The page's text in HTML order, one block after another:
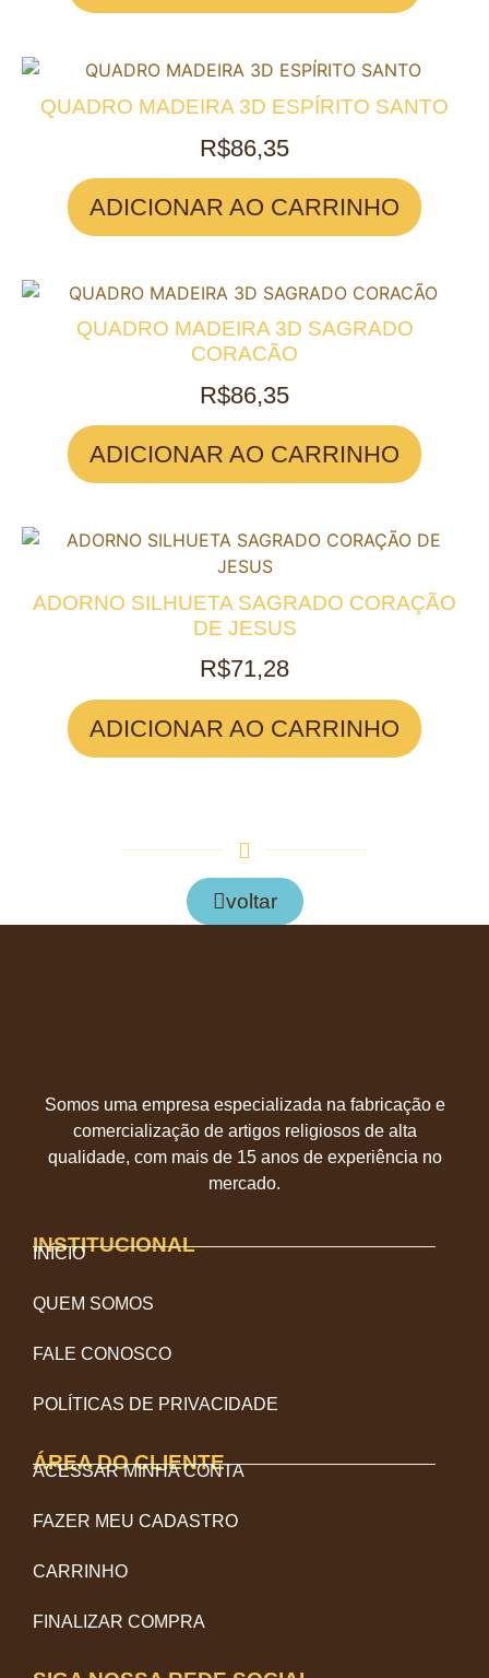
QUADRO MADEIRA 3D ESPÍRITO SANTO
R$86,35
ADICIONAR AO CARRINHO
QUADRO MADEIRA 3D SAGRADO
CORACÃO
R$86,35
ADICIONAR AO CARRINHO
ADORNO SILHUETA SAGRADO CORAÇÃO
DE JESUS
R$71,28
ADICIONAR AO CARRINHO
voltar
Somos uma empresa especializada na fabricação e
comercialização de artigos religiosos de alta
qualidade, com mais de 15 anos de experiência no
mercado.
INSTITUCIONAL
INÍCIO
QUEM SOMOS
FALE CONOSCO
POLÍTICAS DE PRIVACIDADE
ÁREA DO CLIENTE
ACESSAR MINHA CONTA
FAZER MEU CADASTRO
CARRINHO
FINALIZAR COMPRA